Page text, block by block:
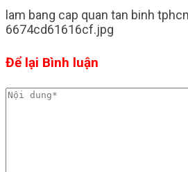
lam bang cap quan tan binh
6674cd61616cf.jpg
Để lại Bình luận